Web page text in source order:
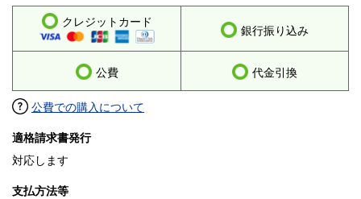
クレジットカード
銀行振り込み
公費 代金引換
公費での購入について
適格請求書発行
対応します
支払方法等